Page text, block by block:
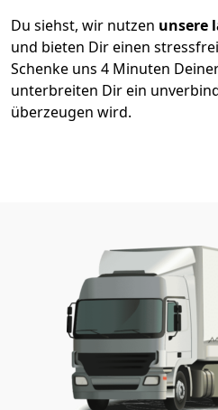
Du siehst, wir nutzen unsere
und bieten Dir einen
Schenke uns 4 Minuten
unterbreiten Dir ein
überzeugen wird.